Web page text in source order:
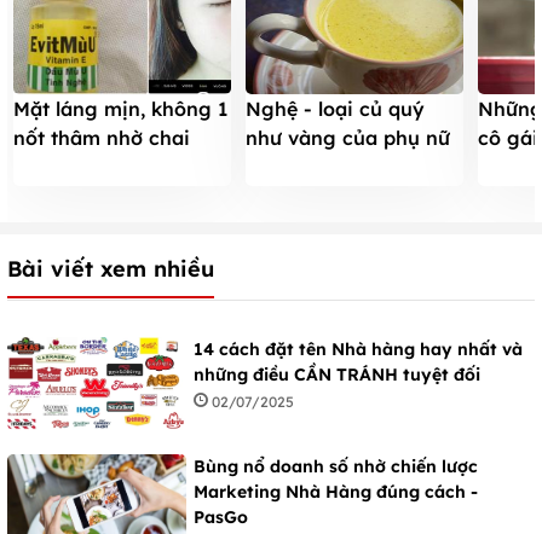
Mặt láng mịn, không 1
nốt thâm nhờ chai
Nghệ - loại củ quý
như vàng của phụ nữ
cô gái
Bài viết xem nhiều
14 cách đặt tên Nhà hàng hay nhất và
những điều CẦN TRÁNH tuyệt đối
02/07/2025
Bùng nổ doanh số nhờ chiến lược
Marketing Nhà Hàng đúng cách -
PasGo